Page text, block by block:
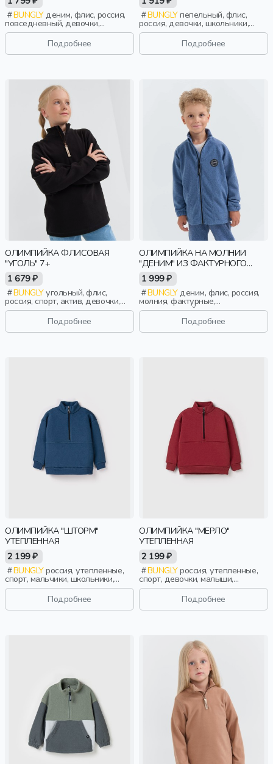
BUNGLYденим, флис, россия,
повседневный, девочки,
малыши, дошкольники, дети
Подробнее
BUNGLYпепельный, флис,
россия, девочки, школьники,
подростки, дети
Подробнее
ОЛИМПИЙКА ФЛИСОВАЯ
"УГОЛЬ" 7+
1 679 ₽
BUNGLYугольный, флис,
россия, спорт, актив, девочки,
школьники, подростки, дети
Подробнее
ОЛИМПИЙКА НА МОЛНИИ
"ДЕНИМ" ИЗ ФАКТУРНОГО
ФЛИСА
1 999 ₽
BUNGLYденим, флис, россия,
молния, фактурные,
повседневный, мальчики,
малыши, дошкольники, дети
Подробнее
ОЛИМПИЙКА "ШТОРМ"
УТЕПЛЕННАЯ
2 199 ₽
BUNGLYроссия, утепленные,
спорт, мальчики, школьники,
подростки, дети
Подробнее
ОЛИМПИЙКА "МЕРЛО"
УТЕПЛЕННАЯ
2 199 ₽
BUNGLYроссия, утепленные,
спорт, девочки, малыши,
дошкольники, дети
Подробнее